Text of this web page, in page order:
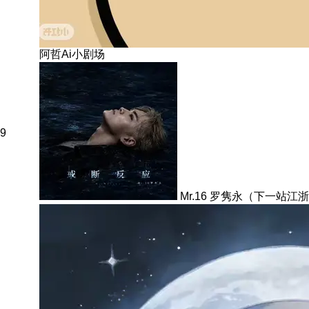
阿哲Ai小剧场
9
Mr.16 罗隽永（下一站江